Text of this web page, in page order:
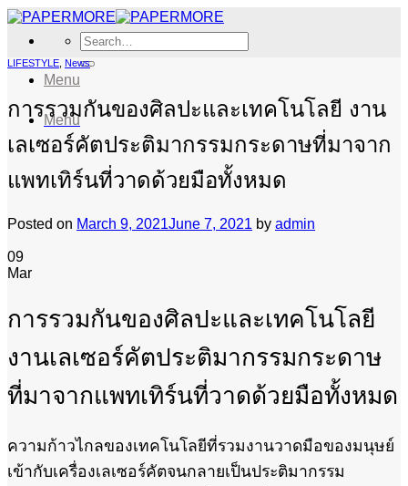
Skip
content
Search
for:
Menu
Menu
LIFESTYLE News
การรวมกันของศิลปะและเทคโนโลยี งาน
เลเซอร์คัตประติมากรรมกระดาษที่มาจาก
แพทเทิร์นที่วาดด้วยมือทั้งหมด
Posted on March 9, 2021June 7, 2021 by admin
09
Mar
การรวมกันของศิลปะและเทคโนโลยี
งานเลเซอร์คัตประติมากรรมกระดาษ
ที่มาจากแพทเทิร์นที่วาดด้วยมือทั้งหมด
ความก้าวไกลของเทคโนโลยีที่รวมงานวาดมือของมนุษย์
เข้ากับเครื่องเลเซอร์คัตจนกลายเป็นประติมากรรม